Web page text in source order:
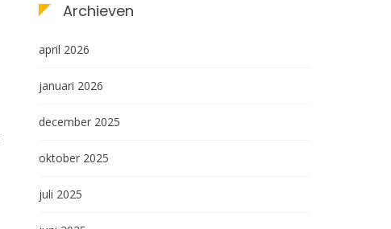
Archieven
april 2026
januari 2026
december 2025
oktober 2025
juli 2025